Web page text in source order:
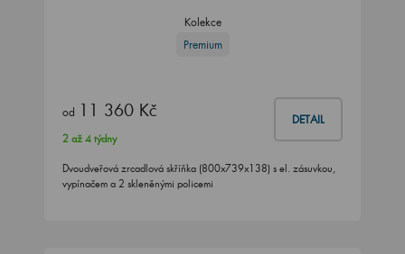
Kolekce
Premium
od 11 360 Kč DETAIL
2 až 4 týdny
Dvoudveřová zrcadlová skříňka (800x739x138) s el. zásuvkou,
vypínačem a 2 skleněnými policemi